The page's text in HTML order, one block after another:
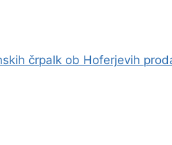
črpalk ob Hoferjevih